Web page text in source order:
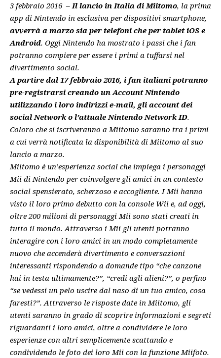
3 febbraio 2016 –Il lancio in Italia di Miitomo, la prima
app di Nintendo in esclusiva per dispositivi smartphone,
avverrà a marzo sia per telefoni che per tablet iOS e
Android. Oggi Nintendo ha mostrato i passi che i fan
potranno compiere per essere i primi a tuffarsi nel
divertimento social.
A partire dal 17 febbraio 2016, i fan italiani potranno
pre-registrarsi creando un Account Nintendo
utilizzando i loro indirizzi e-mail, gli account dei
social Network o l’attuale Nintendo Network ID.
Coloro che si iscriveranno a Miitomo saranno tra i primi
a cui verrà notificata la disponibilità di Miitomo al suo
lancio a marzo.
Miitomo è un’esperienza social che impiega i personaggi
Mii di Nintendo per coinvolgere gli amici in un contesto
social spensierato, scherzoso e accogliente. I Mii hanno
visto il loro primo debutto con la console Wii e, ad oggi,
oltre 200 milioni di personaggi Mii sono stati creati in
tutto il mondo. Attraverso i Mii gli utenti potranno
interagire con i loro amici in un modo completamente
nuovo che accenderà divertimento e conversazioni
interessanti rispondendo a domande tipo “che canzone
hai in testa ultimamente?”, “credi agli alieni?”, o perfino
“se vedessi un pelo uscire dal naso di un tuo amico, cosa
faresti?”. Attraverso le risposte date in Miitomo, gli
utenti saranno in grado di scoprire informazioni e segreti
riguardanti i loro amici, oltre a condividere le loro
esperienze con altri semplicemente scattando e
condividendo le foto dei loro Mii con la funzione Miifoto.